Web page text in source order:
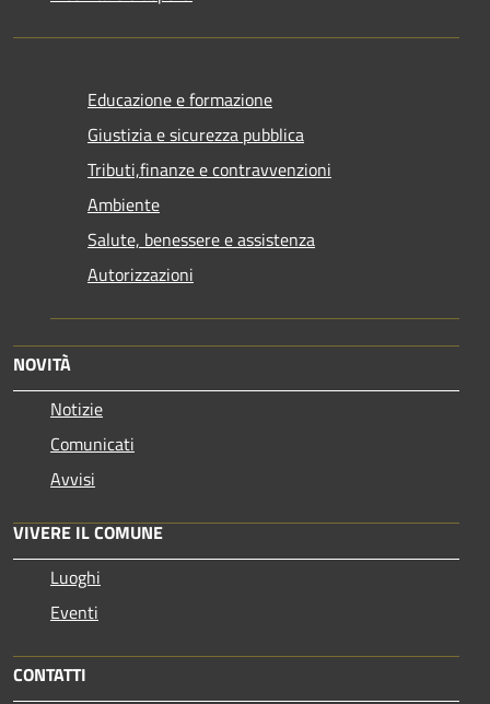
Educazione e formazione
Giustizia e sicurezza pubblica
Tributi,finanze e contravvenzioni
Ambiente
Salute, benessere e assistenza
Autorizzazioni
NOVITÀ
Notizie
Comunicati
Avvisi
VIVERE IL COMUNE
Luoghi
Eventi
CONTATTI